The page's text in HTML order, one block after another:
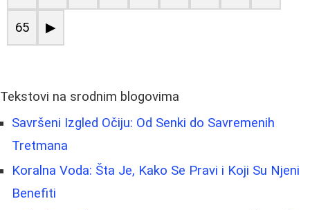
65 ▶
Tekstovi na srodnim blogovima
Savršeni Izgled Očiju: Od Senki do Savremenih
Tretmana
Koralna Voda: Šta Je, Kako Se Pravi i Koji Su Njeni
Benefiti